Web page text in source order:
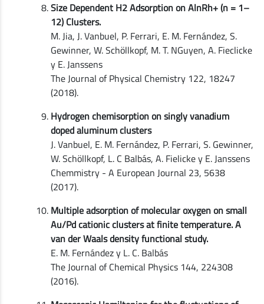
Size Dependent H2 Adsorption on AlnRh+ (n = 1–
12) Clusters.
M. Jia, J. Vanbuel, P. Ferrari, E. M. Fernández, S.
Gewinner, W. Schöllkopf, M. T. NGuyen, A. Fieclicke
y E. Janssens
The Journal of Physical Chemistry 122, 18247
(2018).
Hydrogen chemisorption on singly vanadium
doped aluminum clusters
J. Vanbuel, E. M. Fernández, P. Ferrari, S. Gewinner,
W. Schöllkopf, L. C Balbás, A. Fielicke y E. Janssens
Chemmistry - A European Journal 23, 5638
(2017).
Multiple adsorption of molecular oxygen on small
Au/Pd cationic clusters at finite temperature. A
van der Waals density functional study.
E. M. Fernández y L. C. Balbás
The Journal of Chemical Physics 144, 224308
(2016).